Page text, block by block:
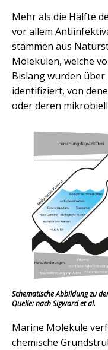
Mehr als die Hälfte
vor allem
stammen aus
Molekülen, welche
Bislang wurden
identifiziert, von
oder deren
Schematische Abbildung zu
Quelle: nach Sigward et al.
Marine Moleküle
chemische